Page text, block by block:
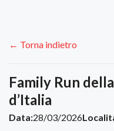
← Torna indietro
Family Run
d’Italia
Data:28/03/2026